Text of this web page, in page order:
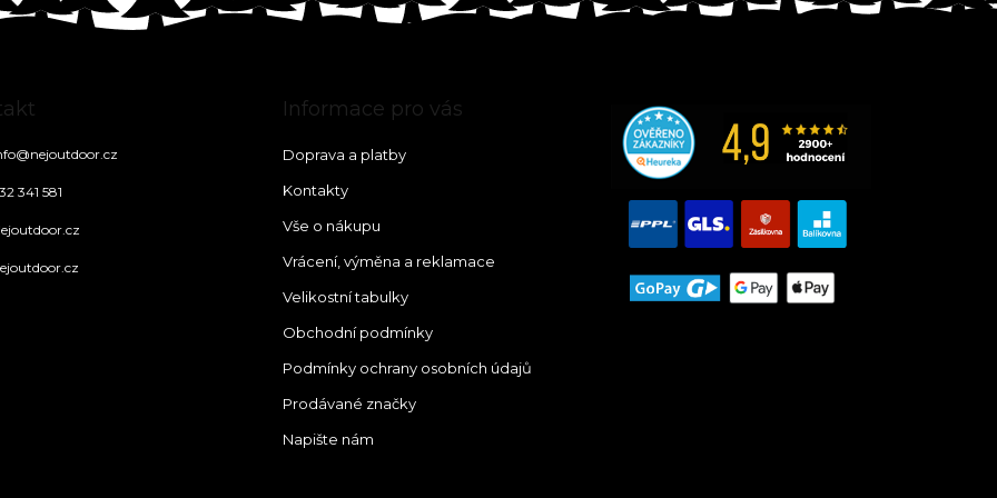
@nejoutdoor.cz
341 581
Informace pro vás
Doprava a platby
Kontakty
Vše o nákupu
Vrácení, výměna a reklamace
Velikostní tabulky
Obchodní podmínky
Podmínky ochrany osobních údajů
Prodávané značky
Napište nám